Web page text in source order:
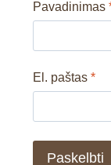
Pavadinimas
El. paštas*